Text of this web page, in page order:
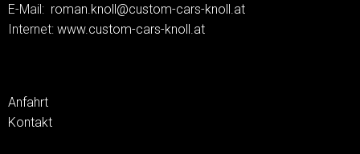
E-Mail: roman.knoll@custom-cars-knoll.at
Internet: www.custom-cars-knoll.at
Anfahrt
Kontakt